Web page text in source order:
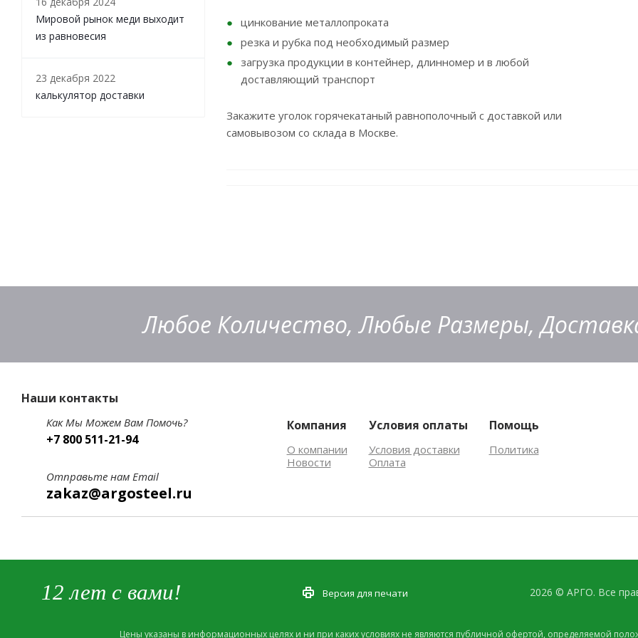
цинкование металлопроката
резка и рубка под необходимый размер
загрузка продукции в контейнер, длинномер и в любой
доставляющий транспорт
Закажите уголок горячекатаный равнополочный с доставкой или
самовывозом со склада в Москве.
Мировой рынок меди выходит
из равновесия
23 декабря 2022
калькулятор доставки
Любое Количество, Любые Размеры,
Наши контакты
Как Мы Можем Вам Помочь?
+7 800 511-21-94
Отправьте нам Email
zakaz@argosteel.ru
Компания
О компании
Новости
Условия оплаты
Условия доставки
Оплата
Помощь
Политика
12 лет с вами! Версия для печати 2026 © АРГО. Все
Цены указаны в информационных целях и ни при каких условиях не являются публичной офертой, определяемой